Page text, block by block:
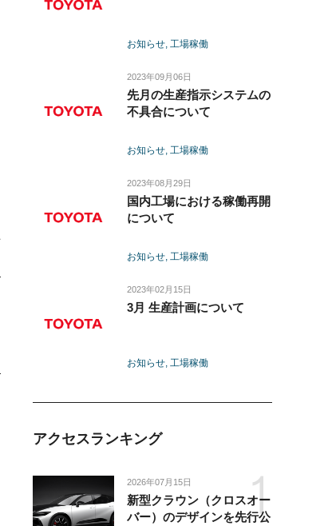
お知らせ 工場稼働
2023年09月06日
先月の生産指示システムの
不具合について
お知らせ 工場稼働
2023年08月29日
国内工場における稼働再開
について
お知らせ 工場稼働
2023年02月15日
3月 生産計画について
お知らせ 工場稼働
アクセスランキング
2026年07月15日
新型クラウン（クロスオー
バー）のデザインを先行公